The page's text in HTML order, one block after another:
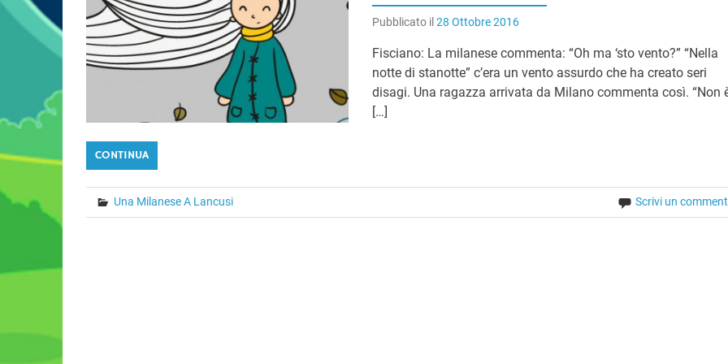
Pubblicato il28 Ottobre 2016
Fisciano: La milanese commenta: “Oh ma ‘sto vento?” “Nella
notte di stanotte” c’era un vento assurdo che ha creato seri
disagi. Una ragazza arrivata da Milano commenta così. “Non
[…]
CONTINUA
Una Milanese A Lancusi Scrivi un